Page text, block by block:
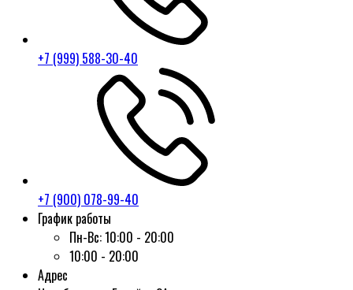
+7 (999) 588-30-40
+7 (900) 078-99-40
График работы
Пн-Вс:10:00 - 20:00
10:00 - 20:00
Адрес